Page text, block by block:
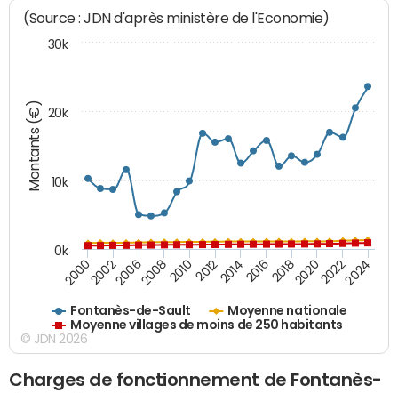
Montants (€)
(Source : JDN d'après ministère de l'Economie)
Fontanès-de-Sault
Moyenne nationale
Moyenne villages de moins de 250 habitants
200020022006200820102012201420162018202020222024
0k
10k
20k
30k
© JDN 2026
Charges de fonctionnement de Fontanès-